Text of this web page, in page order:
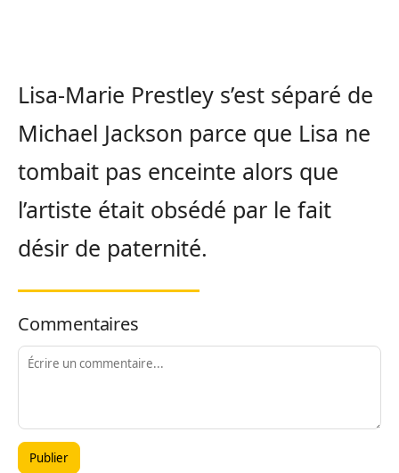
Lisa-Marie Prestley s’est séparé de
Michael Jackson parce que Lisa ne
tombait pas enceinte alors que
l’artiste était obsédé par le fait
désir de paternité.
Commentaires
Publier